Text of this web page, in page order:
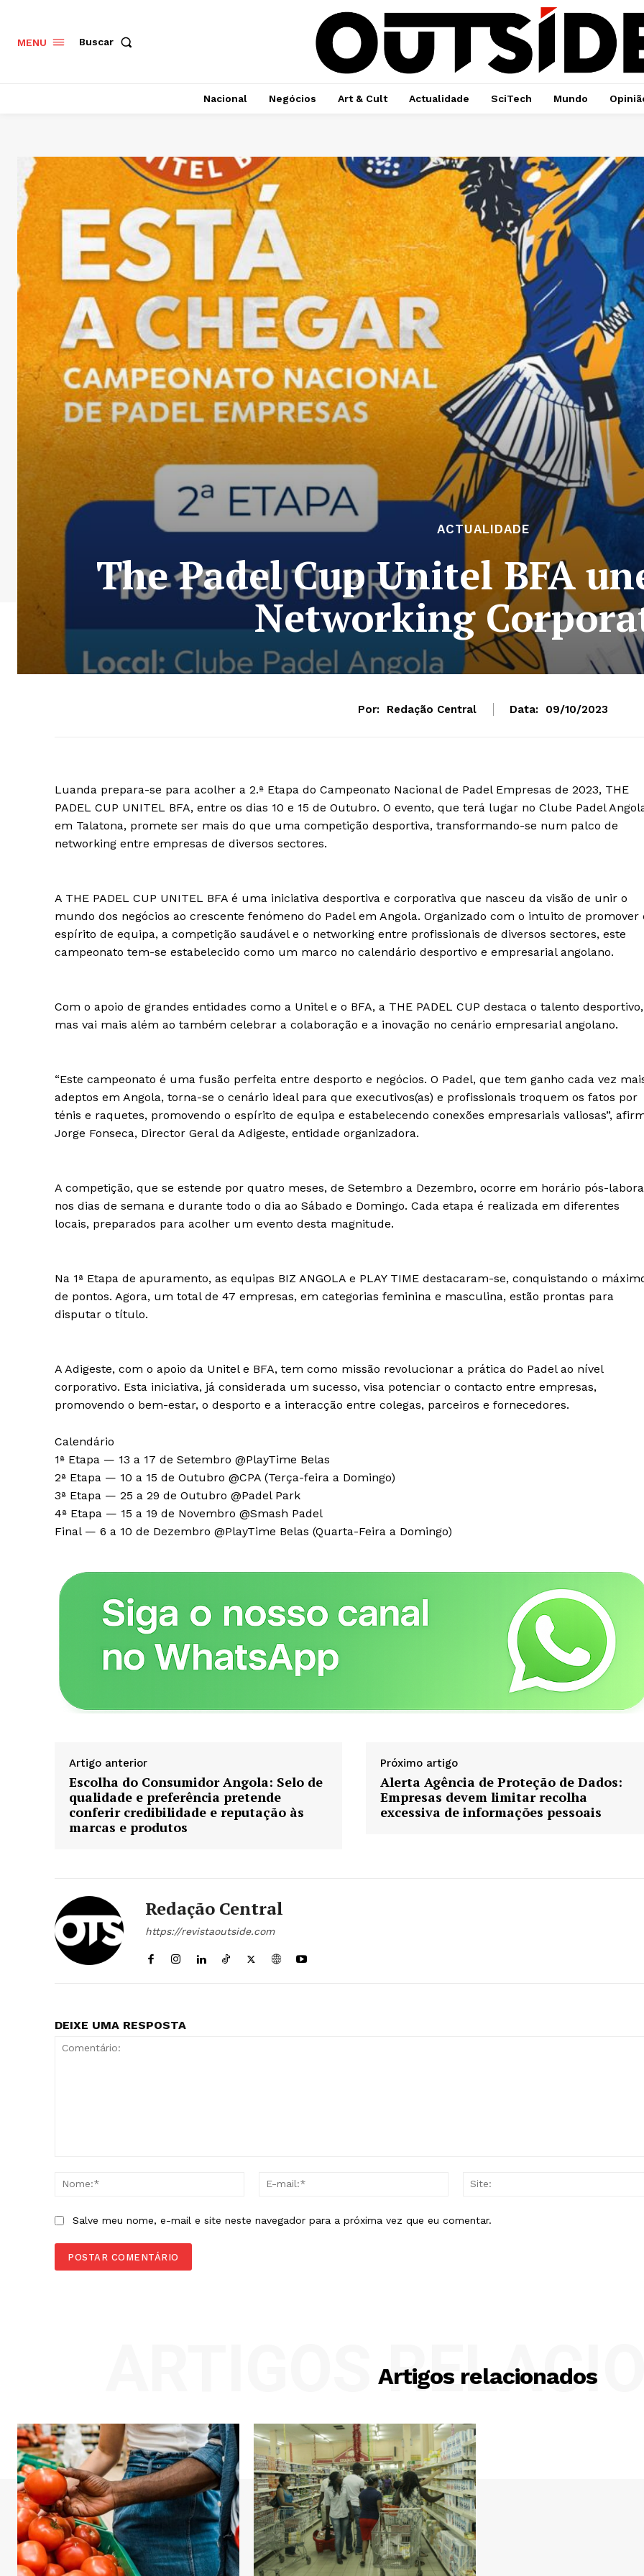
Revista Outside
- Seja Leitor Gold
Plus -
ASSINAR
Planos de assinatura
Minha conta
MENU Buscar
Nacional Negócios Art & Cult Actualidade SciTech Mundo
ACTUALIDADE
The Padel Cup Unitel BFA
Networking
Por: Redação Central Data: 09/10/2023
Luanda prepara-se para acolher a 2.ª Etapa do Campeonato Nacional de Padel Empresas de 2023, THE
PADEL CUP UNITEL BFA, entre os dias 10 e 15 de Outubro. O evento, que terá lugar no Clube Padel
em Talatona, promete ser mais do que uma competição desportiva, transformando-se num palco de
networking entre empresas de diversos sectores.
A THE PADEL CUP UNITEL BFA é uma iniciativa desportiva e corporativa que nasceu da visão de unir o
mundo dos negócios ao crescente fenómeno do Padel em Angola. Organizado com o intuito de promover
espírito de equipa, a competição saudável e o networking entre profissionais de diversos sectores, este
campeonato tem-se estabelecido como um marco no calendário desportivo e empresarial angolano.
Com o apoio de grandes entidades como a Unitel e o BFA, a THE PADEL CUP destaca o talento desportivo,
mas vai mais além ao também celebrar a colaboração e a inovação no cenário empresarial angolano.
“Este campeonato é uma fusão perfeita entre desporto e negócios. O Padel, que tem ganho cada vez
adeptos em Angola, torna-se o cenário ideal para que executivos(as) e profissionais troquem os fatos por
ténis e raquetes, promovendo o espírito de equipa e estabelecendo conexões empresariais valiosas”,
Jorge Fonseca, Director Geral da Adigeste, entidade organizadora.
A competição, que se estende por quatro meses, de Setembro a Dezembro, ocorre em horário pós-
nos dias de semana e durante todo o dia ao Sábado e Domingo. Cada etapa é realizada em diferentes
locais, preparados para acolher um evento desta magnitude.
Na 1ª Etapa de apuramento, as equipas BIZ ANGOLA e PLAY TIME destacaram-se, conquistando o
de pontos. Agora, um total de 47 empresas, em categorias feminina e masculina, estão prontas para
disputar o título.
A Adigeste, com o apoio da Unitel e BFA, tem como missão revolucionar a prática do Padel ao nível
corporativo. Esta iniciativa, já considerada um sucesso, visa potenciar o contacto entre empresas,
promovendo o bem-estar, o desporto e a interacção entre colegas, parceiros e fornecedores.
Calendário
1ª Etapa — 13 a 17 de Setembro @PlayTime Belas
2ª Etapa — 10 a 15 de Outubro @CPA (Terça-feira a Domingo)
3ª Etapa — 25 a 29 de Outubro @Padel Park
4ª Etapa — 15 a 19 de Novembro @Smash Padel
Final — 6 a 10 de Dezembro @PlayTime Belas (Quarta-Feira a Domingo)
Artigo anterior
Escolha do Consumidor Angola: Selo de
qualidade e preferência pretende
conferir credibilidade e reputação às
marcas e produtos
Próximo artigo
Alerta Agência de Proteção de Dados:
Empresas devem limitar recolha
excessiva de informações pessoais
Redação Central
https://revistaoutside.com
DEIXE UMA RESPOSTA
Nome:*
Salve meu nome, e-mail e site neste navegador para a próxima vez que eu comentar.
Artigos relacionados
ARTIGOS